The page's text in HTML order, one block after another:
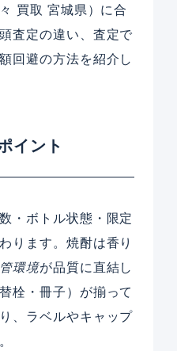
買取 宮城県）に合
査定の違い、査定で
回避の方法を紹介し
イント
・ボトル状態・限定
ります。焼酎は香り
環境が品質に直結し
栓・冊子）が揃って
、ラベルやキャップ